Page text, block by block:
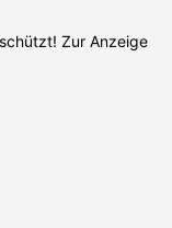
Zur Anzeige